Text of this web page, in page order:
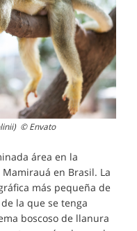
© Envato
área en la
en Brasil. La
más pequeña de
la que se tenga
boscoso de llanura